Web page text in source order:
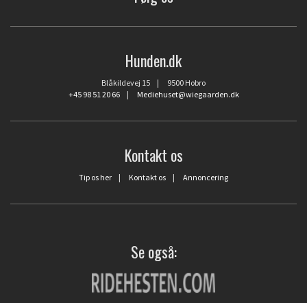
Hunden.dk
Blåkildevej 15 | 9500 Hobro
+45 98 51 20 66| Mediehuset@wiegaarden.dk
Kontakt os
Tip os her | Kontakt os | Annoncering
Se også: